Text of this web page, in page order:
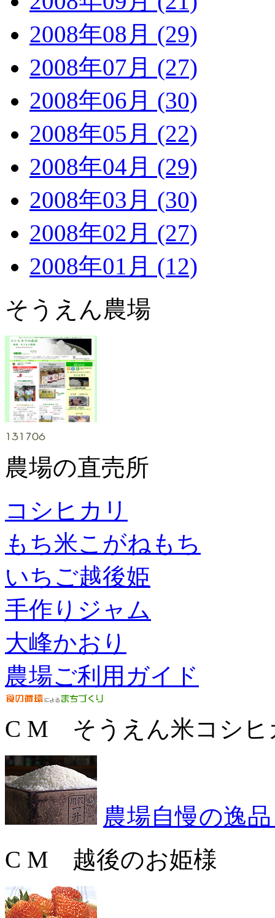
2008年08月 (29)
2008年07月 (27)
2008年06月 (30)
2008年05月 (22)
2008年04月 (29)
2008年03月 (30)
2008年02月 (27)
2008年01月 (12)
そうえん農場
農場の直売所
コシヒカリ
もち米こがねもち
いちご越後姫
手作りジャム
大峰かおり
農場ご利用ガイド
C M そうえん米コシヒ
農場自慢の逸
C M 越後のお姫様